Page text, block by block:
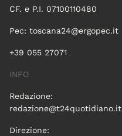
CF. e P.I. 07100110480
Pec: toscana24@ergopec.it
+39 055 27071
INFO
Redazione:
redazione@t24quotidiano.it
Direzione: